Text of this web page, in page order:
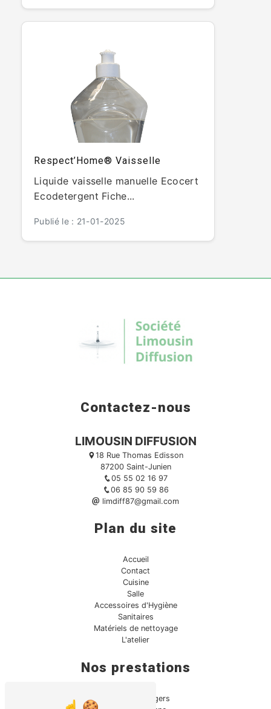
Respect’Home® Vaisselle
Liquide vaisselle manuelle Ecocert
Ecodetergent Fiche...
Publié le : 21-01-2025
Contactez-nous
LIMOUSIN DIFFUSION
18 Rue Thomas Edisson
87200 Saint-Junien
05 55 02 16 97
06 85 90 59 86
limdiff87@gmail.com
Plan du site
Accueil
Contact
Cuisine
Salle
Accessoires d'Hygiène
Sanitaires
Matériels de nettoyage
L'atelier
Nos prestations
Produits ménagers